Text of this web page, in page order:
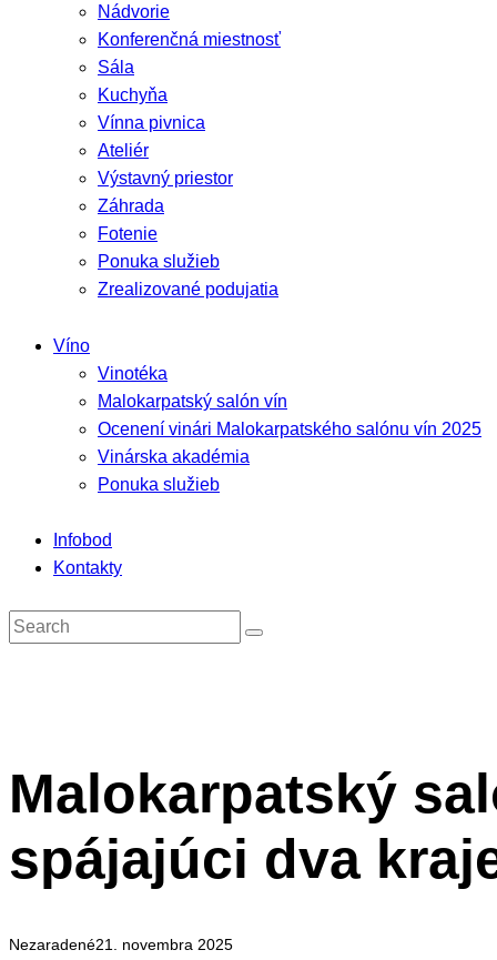
Nádvorie
Konferenčná miestnosť
Sála
Kuchyňa
Vínna pivnica
Ateliér
Výstavný priestor
Záhrada
Fotenie
Ponuka služieb
Zrealizované podujatia
Víno
Vinotéka
Malokarpatský salón vín
Ocenení vinári Malokarpatského salónu vín 2025
Vinárska akadémia
Ponuka služieb
Infobod
Kontakty
Malokarpatský
spájajúci dva
Nezaradené21. novembra 2025